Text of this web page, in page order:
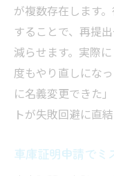
が複数存在します
することで、再提
減らせます。実際
度もやり直しにな
に名義変更できた
トが失敗回避に直
車庫証明申請でミ